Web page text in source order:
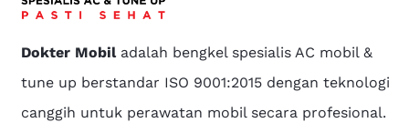
Dokter Mobiladalah bengkel spesialis AC mobil &
tune up berstandar ISO 9001:2015 dengan teknologi
canggih untuk perawatan mobil secara profesional.